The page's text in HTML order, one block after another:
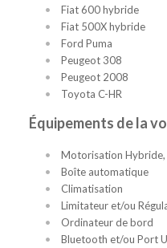
Fiat 600 hybride
Fiat 500X hybride
Ford Puma
Peugeot 308
Peugeot 2008
Toyota C-HR
Équipements de la
Motorisation Hybride,
Boîte automatique
Climatisation
Limitateur et/ou
Ordinateur de bord
Bluetooth et/ou Port